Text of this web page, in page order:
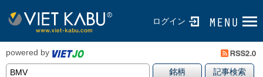
ログイン
powered by